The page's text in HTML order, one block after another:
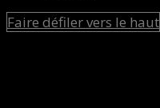
Faire défiler vers le haut